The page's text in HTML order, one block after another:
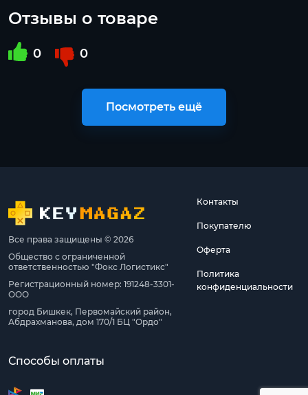
Отзывы о товаре
0 0
Посмотреть ещё
Все права защищены © 2026
Общество с ограниченной
ответственностью "Фокс Логистикс"
Регистрационный номер: 191248-3301-
ООО
город Бишкек, Первомайский район,
Абдрахманова, дом 170/1 БЦ "Ордо"
Контакты
Покупателю
Оферта
Политика
конфиденциальности
Способы оплаты